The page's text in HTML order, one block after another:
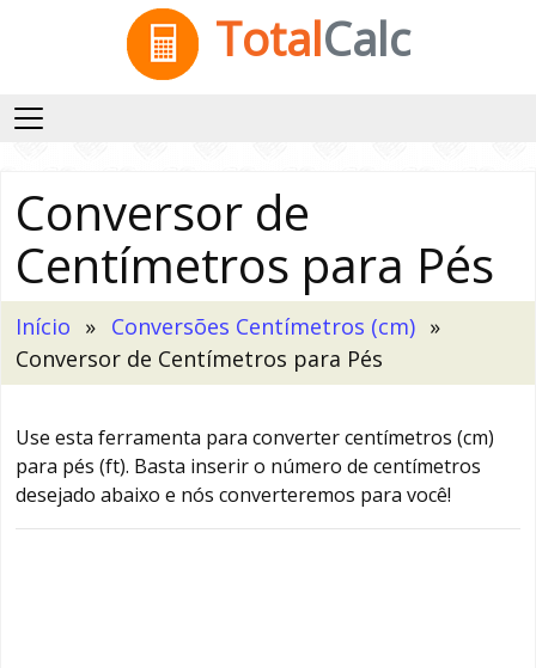
TotalCalc
Conversor de
Centímetros para Pés
Início
Conversões Centímetros (cm)
Conversor de Centímetros para Pés
Use esta ferramenta para converter centímetros (cm)
para pés (ft). Basta inserir o número de centímetros
desejado abaixo e nós converteremos para você!